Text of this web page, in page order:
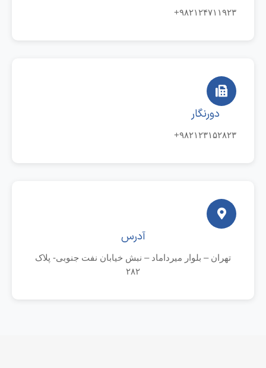
۹۸۲۱۲۴۷۱۱۹۲۳+
دورنگار
۹۸۲۱۲۳۱۵۲۸۲۳+
آدرس
تهران – بلوار میرداماد – نبش خیابان نفت جنوبی- پلاک
۲۸۲